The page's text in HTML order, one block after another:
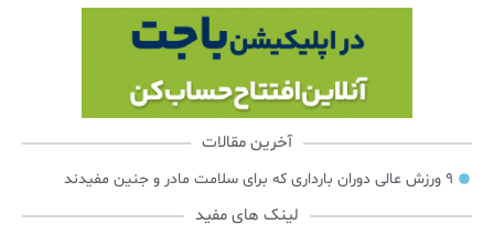
آخرین مقالات
۹ ورزش عالی دوران بارداری که برای سلامت مادر و جنین مفیدند
لینک های مفید